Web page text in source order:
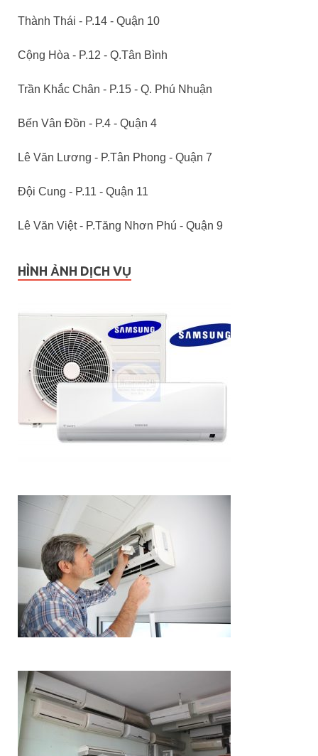
Thành Thái - P.14 - Quận 10
Cộng Hòa - P.12 - Q.Tân Bình
Trần Khắc Chân - P.15 - Q. Phú Nhuận
Bến Vân Đồn - P.4 - Quận 4
Lê Văn Lương - P.Tân Phong - Quận 7
Đội Cung - P.11 - Quận 11
Lê Văn Việt - P.Tăng Nhơn Phú - Quận 9
HÌNH ẢNH DỊCH VỤ